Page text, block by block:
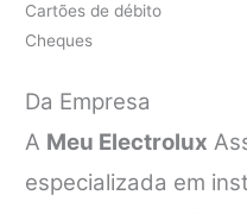
Cartões de débito
Cheques
Da Empresa
A Meu Electrolux
especializada em